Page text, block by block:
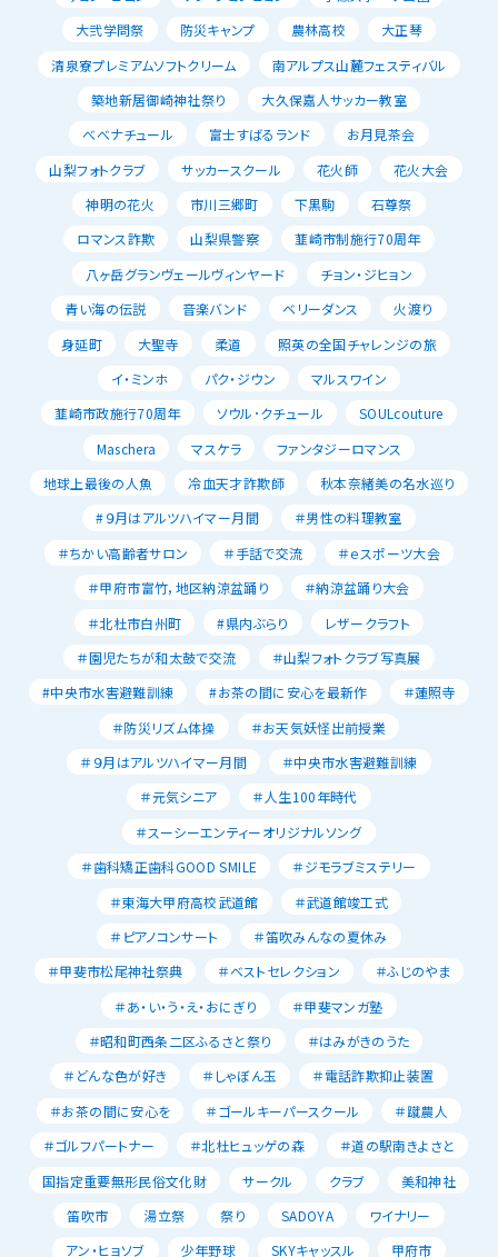
大弐学問祭
防災キャンプ 農林高校
大正琴
清泉寮プレミアムソフトクリーム
南アルプス山麓フェスティバル
築地新居御崎神社祭り
大久保嘉人サッカー教室
べべナチュール
富士すばるランド
お月見茶会
山梨フォトクラブ
サッカースクール 花火師
花火大会
神明の花火
市川三郷町 下黒駒
石尊祭
ロマンス詐欺
山梨県警察
韮崎市制施行70周年
八ヶ岳グランヴェールヴィンヤード
チョン・ジヒョン
青い海の伝説
音楽バンド ベリーダンス
火渡り
身延町
大聖寺 柔道
照英の全国チャレンジの旅
イ・ミンホ
パク・ジウン
マルスワイン
韮崎市政施行70周年
ソウル･クチュール
SOULcouture
Maschera
マスケラ
ファンタジーロマンス
地球上最後の人魚
冷血天才詐欺師
秋本奈緒美の名水巡り
#９月はアルツハイマー月間
＃男性の料理教室
＃ちかい高齢者サロン
＃手話で交流
＃ｅスポーツ大会
＃甲府市富竹，地区納涼盆踊り
＃納涼盆踊り大会
＃北杜市白州町
#県内ぶらり
レザークラフト
＃園児たちが和太鼓で交流
＃山梨フォトクラブ写真展
#中央市水害避難訓練
#お茶の間に安心を最新作
＃蓮照寺
＃防災リズム体操
＃お天気妖怪出前授業
＃９月はアルツハイマー月間
＃中央市水害避難訓練
＃元気シニア
＃人生100年時代
＃スーシーエンティーオリジナルソング
＃歯科矯正歯科GOOD SMILE
＃ジモラブミステリー
＃東海大甲府高校武道館
＃武道館竣工式
＃ピアノコンサート
＃笛吹みんなの夏休み
＃甲斐市松尾神社祭典
＃ベストセレクション
＃ふじのやま
＃あ・い・う・え・おにぎり
＃甲斐マンガ塾
＃昭和町西条二区ふるさと祭り
＃はみがきのうた
＃どんな色が好き
＃しゃぼん玉
＃電話詐欺抑止装置
＃お茶の間に安心を
＃ゴールキーパースクール
＃蹴農人
＃ゴルフパートナー
＃北杜ヒュッゲの森
＃道の駅南きよさと
国指定重要無形民俗文化財
サークル クラブ
美和神社
笛吹市
湯立祭 祭り SADOYA
ワイナリー
アン・ヒョソブ
少年野球 SKYキャッスル
甲府市